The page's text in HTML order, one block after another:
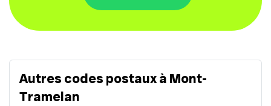
Autres codes postaux à Mont-
Tramelan